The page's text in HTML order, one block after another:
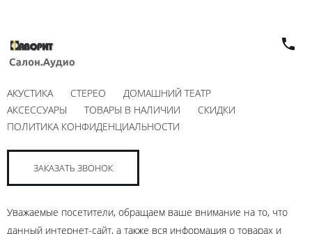
АКУСТИКА СТЕРЕО
ДОМАШНИЙ ТЕАТР
АКСЕССУАРЫ
ТОВАРЫ В НАЛИЧИИ
СКИДКИ
ПОЛИТИКА КОНФИДЕНЦИАЛЬНОСТИ
ЗАКАЗАТЬ ЗВОНОК
Уважаемые посетители, обращаем ваше внимание на то, что
данный интернет-сайт, а также вся информация о товарах и